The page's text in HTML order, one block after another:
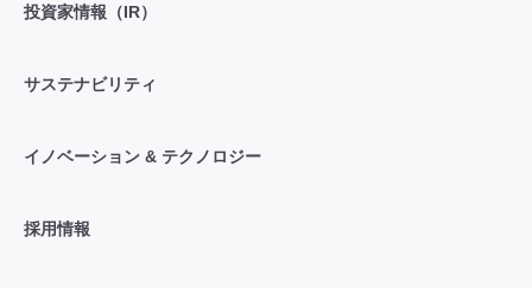
投資家情報（IR）
サステナビリティ
イノベーション & テクノロジー
採用情報